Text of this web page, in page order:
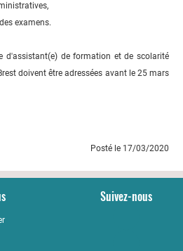
examens.
d'assistant(e) de formation et de scolarité
doivent être adressées avant le 25 mars
Posté le 17/03/2020
Suivez-nous